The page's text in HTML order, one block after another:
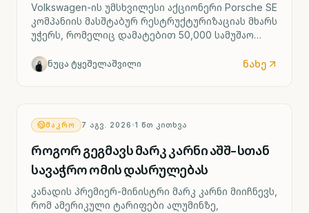
Volkswagen-ის უმსხვილესი აქციონერი Porsche SE
კომპანიის მასშტაბურ რესტრუქტურიზაციას მხარს
უჭერს, რომელიც დამატებით 50,000 სამუშაო
ქარხნის შესაძლო დახურვას ითვალისწინებს.
ნუცა ტყეშელაშვილი ნახე
ᲛᲐᲙᲠᲝ 7 ᲐᲒᲕ. 2026 1 ᲬᲗ ᲙᲘᲗᲮᲕᲐ
როგორ გეგმავს მარკ კარნი აშშ-სთან
სავაჭრო ომის დასრულებას
კანადის პრემიერ-მინისტრი მარკ კარნი მიიჩნევს,
რომ ამერიკული ტარიფები ალუმინზე,